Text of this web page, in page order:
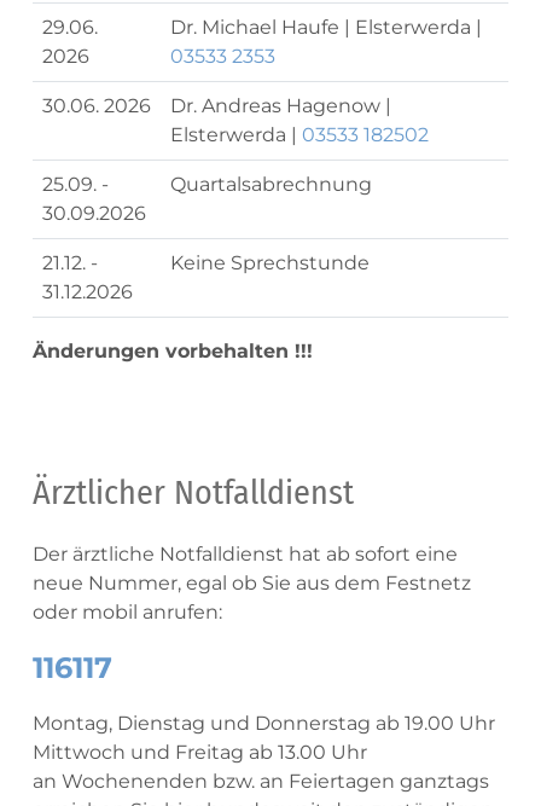
29.06.
2026
Dr. Michael Haufe | Elsterwerda |
03533 2353
30.06. 2026
Dr. Andreas Hagenow |
Elsterwerda | 03533 182502
25.09. -
30.09.2026
Quartalsabrechnung
21.12. -
31.12.2026
Keine Sprechstunde
Änderungen vorbehalten !!!
Ärztlicher Notfalldienst
Der ärztliche Notfalldienst hat ab sofort eine
neue Nummer, egal ob Sie aus dem Festnetz
oder mobil anrufen:
116117
Montag, Dienstag und Donnerstag ab 19.00 Uhr
Mittwoch und Freitag ab 13.00 Uhr
an Wochenenden bzw. an Feiertagen ganztags